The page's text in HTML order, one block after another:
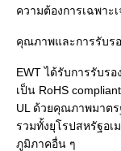
ความต้องการเฉพาะ
คุณภาพและการรับร
EWT ได้รับการรับร
เป็น RoHS
UL ด้วยคุณภาพมาต
รวมทั้งยุโรปสหรัฐอเ
ภูมิภาคอื่น ๆ